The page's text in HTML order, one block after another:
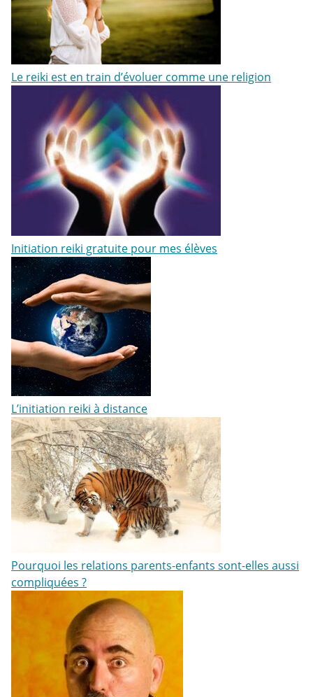
Le reiki est en train d’évoluer comme une religion
Initiation reiki gratuite pour mes élèves
L’initiation reiki à distance
Pourquoi les relations parents-enfants sont-elles aussi
compliquées ?